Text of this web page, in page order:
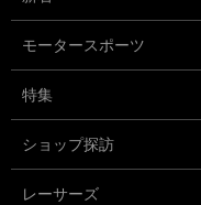
モータースポーツ
特集
ショップ探訪
レーサーズ